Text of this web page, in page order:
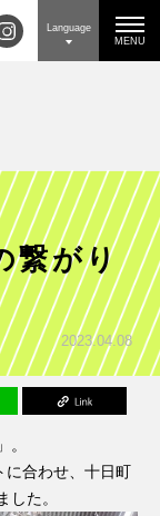
Language
MENU
繋がり
2023.04.08
に合わせ、十日町
た。